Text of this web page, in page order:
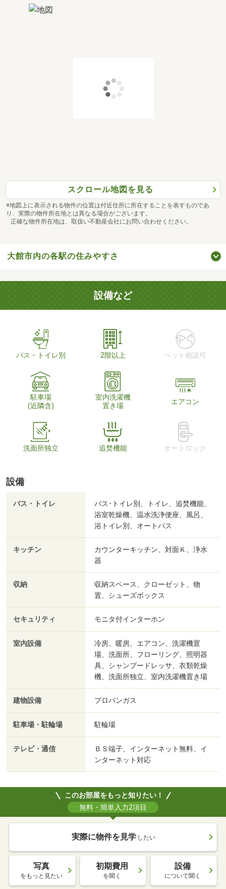
スクロール地図を見る
※地図上に表示される物件の位置は付近住所に所在することを表すものであ
り、実際の物件所在地とは異なる場合がございます。
正確な物件所在地は、取扱い不動産会社にお問い合わせください。
大館市内の各駅の住みやすさ
設備など
バス・トイレ別 2階以上 ペット相談可
駐車場
(近隣含)
室内洗濯機
置き場
エアコン
洗面所独立 追焚機能 オートロック
設備
バス・トイレ
バス･トイレ別、トイレ、追焚機能、
浴室乾燥機、温水洗浄便座、風呂、
浴トイレ別、オートバス
キッチン
カウンターキッチン、対面Ｋ、浄水
器
収納
収納スペース、クローゼット、物
置、シューズボックス
セキュリティ モニタ付インターホン
室内設備
冷房、暖房、エアコン、洗濯機置
場、洗面所、フローリング、照明器
具、シャンプードレッサ、衣類乾燥
機、洗面所独立、室内洗濯機置き場
建物設備 プロパンガス
駐車場・駐輪場 駐輪場
テレビ・通信
ＢＳ端子、インターネット無料、イ
ンターネット対応
このお部屋をもっと知りたい！
無料・簡単入力2項目
実際に物件を見学 したい
写真
をもっと見たい
初期費用
を聞く
設備
について聞く